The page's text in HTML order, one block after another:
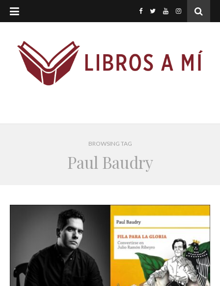
BROWSING TAG
Paul Baudry